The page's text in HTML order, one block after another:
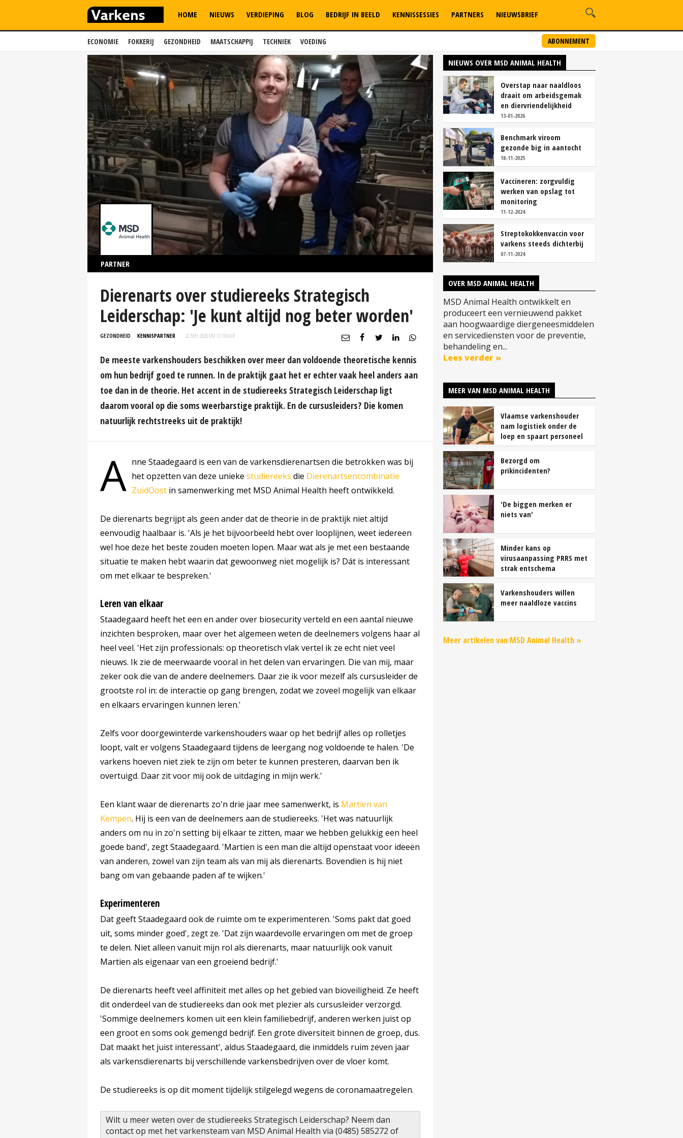
ECONOMIE FOKKERIJ GEZONDHEID MAATSCHAPPIJ TECHNIEK VOEDING ABONNEMENT
HOME NIEUWS VERDIEPING BLOG BEDRIJF IN BEELD KENNISSESSIES PARTNERS NIEUWSBRIEF
PARTNER
Dierenarts over studiereeks Strategisch
Leiderschap: 'Je kunt altijd nog beter worden'
GEZONDHEID KENNISPARTNER 22 MEI 2020 OM 13:10UUR
De meeste varkenshouders beschikken over meer dan voldoende theoretische kennis
om hun bedrijf goed te runnen. In de praktijk gaat het er echter vaak heel anders aan
toe dan in de theorie. Het accent in de studiereeks Strategisch Leiderschap ligt
daarom vooral op die soms weerbarstige praktijk. En de cursusleiders? Die komen
natuurlijk rechtstreeks uit de praktijk!
A nne Staadegaard is een van de varkensdierenartsen die betrokken was bij
het opzetten van deze unieke studiereeks die Dierenartsencombinatie
ZuidOost in samenwerking met MSD Animal Health heeft ontwikkeld.
De dierenarts begrijpt als geen ander dat de theorie in de praktijk niet altijd
eenvoudig haalbaar is. 'Als je het bijvoorbeeld hebt over looplijnen, weet iedereen
wel hoe deze het beste zouden moeten lopen. Maar wat als je met een bestaande
situatie te maken hebt waarin dat gewoonweg niet mogelijk is? Dát is interessant
om met elkaar te bespreken.'
Leren van elkaar
Staadegaard heeft het een en ander over biosecurity verteld en een aantal nieuwe
inzichten besproken, maar over het algemeen weten de deelnemers volgens haar al
heel veel. 'Het zijn professionals: op theoretisch vlak vertel ik ze echt niet veel
nieuws. Ik zie de meerwaarde vooral in het delen van ervaringen. Die van mij, maar
zeker ook die van de andere deelnemers. Daar zie ik voor mezelf als cursusleider de
grootste rol in: de interactie op gang brengen, zodat we zoveel mogelijk van elkaar
en elkaars ervaringen kunnen leren.'
Zelfs voor doorgewinterde varkenshouders waar op het bedrijf alles op rolletjes
loopt, valt er volgens Staadegaard tijdens de leergang nog voldoende te halen. 'De
varkens hoeven niet ziek te zijn om beter te kunnen presteren, daarvan ben ik
overtuigd. Daar zit voor mij ook de uitdaging in mijn werk.'
Een klant waar de dierenarts zo'n drie jaar mee samenwerkt, is Martien van
Kempen. Hij is een van de deelnemers aan de studiereeks. 'Het was natuurlijk
anders om nu in zo'n setting bij elkaar te zitten, maar we hebben gelukkig een heel
goede band', zegt Staadegaard. 'Martien is een man die altijd openstaat voor ideeën
van anderen, zowel van zijn team als van mij als dierenarts. Bovendien is hij niet
bang om van gebaande paden af te wijken.'
Experimenteren
Dat geeft Staadegaard ook de ruimte om te experimenteren. 'Soms pakt dat goed
uit, soms minder goed', zegt ze. 'Dat zijn waardevolle ervaringen om met de groep
te delen. Niet alleen vanuit mijn rol als dierenarts, maar natuurlijk ook vanuit
Martien als eigenaar van een groeiend bedrijf.'
De dierenarts heeft veel affiniteit met alles op het gebied van bioveiligheid. Ze heeft
dit onderdeel van de studiereeks dan ook met plezier als cursusleider verzorgd.
'Sommige deelnemers komen uit een klein familiebedrijf, anderen werken juist op
een groot en soms ook gemengd bedrijf. Een grote diversiteit binnen de groep, dus.
Dat maakt het juist interessant', aldus Staadegaard, die inmiddels ruim zeven jaar
als varkensdierenarts bij verschillende varkensbedrijven over de vloer komt.
De studiereeks is op dit moment tijdelijk stilgelegd wegens de coronamaatregelen.
Wilt u meer weten over de studiereeks Strategisch Leiderschap? Neem dan
contact op met het varkensteam van MSD Animal Health via (0485) 585272 of
NIEUWS OVER MSD ANIMAL HEALTH
Overstap naar naaldloos
draait om arbeidsgemak
en diervriendelijkheid
13-01-2026
Benchmark viroom
gezonde big in aantocht
18-11-2025
Vaccineren: zorgvuldig
werken van opslag tot
monitoring
11-12-2024
Streptokokkenvaccin voor
varkens steeds dichterbij
07-11-2024
OVER MSD ANIMAL HEALTH
MSD Animal Health ontwikkelt en
produceert een vernieuwend pakket
aan hoogwaardige diergeneesmiddelen
en servicediensten voor de preventie,
behandeling en...
Lees verder »
MEER VAN MSD ANIMAL HEALTH
Vlaamse varkenshouder
nam logistiek onder de
loep en spaart personeel
Bezorgd om
prikincidenten?
'De biggen merken er
niets van'
Minder kans op
virusaanpassing PRRS met
strak entschema
Varkenshouders willen
meer naaldloze vaccins
Meer artikelen van MSD Animal Health »